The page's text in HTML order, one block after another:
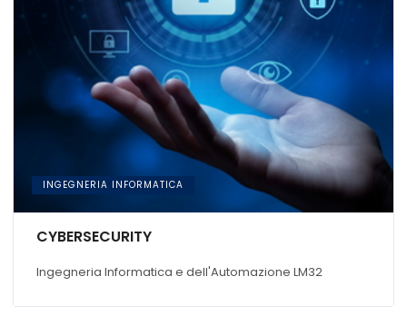
INGEGNERIA INFORMATICA
CYBERSECURITY
Ingegneria Informatica e dell'Automazione LM32